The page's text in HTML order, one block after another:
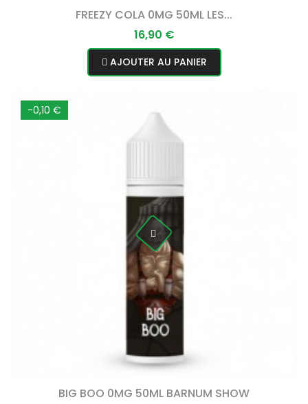
FREEZY COLA 0MG 50ML LES...
Prix
16,90 €
AJOUTER AU PANIER
-0,10 €
BIG BOO 0MG 50ML BARNUM SHOW